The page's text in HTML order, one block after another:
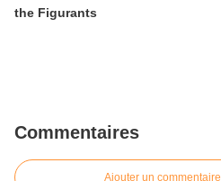
the Figurants
Commentaires
Ajouter un commentaire